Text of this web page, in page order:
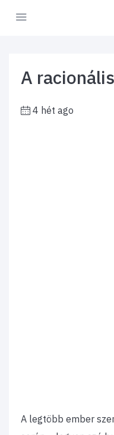
A
4 hét ago
A legtöbb ember